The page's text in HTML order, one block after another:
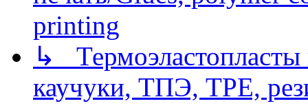
printing
↳
каучуки, ТПЭ, TPE,